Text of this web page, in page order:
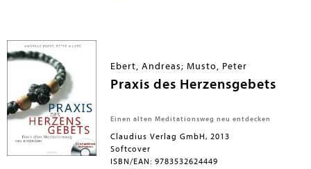
Ebert, Andreas; Musto, Peter
Praxis des Herzensgebets
Einen alten Meditationsweg neu entdecken
Claudius Verlag GmbH, 2013
Softcover
ISBN/EAN: 9783532624449